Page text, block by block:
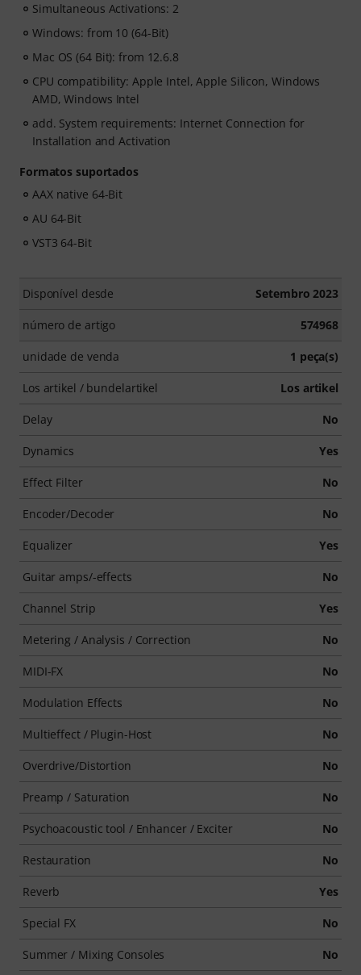
Simultaneous Activations: 2
Windows: from 10 (64-Bit)
Mac OS (64 Bit): from 12.6.8
CPU compatibility: Apple Intel, Apple Silicon, Windows
AMD, Windows Intel
add. System requirements: Internet Connection for
Installation and Activation
Formatos suportados
AAX native 64-Bit
AU 64-Bit
VST3 64-Bit
Disponível desde Setembro 2023
número de artigo 574968
unidade de venda 1 peça(s)
Los artikel / bundelartikel Los artikel
Delay No
Dynamics Yes
Effect Filter No
Encoder/Decoder No
Equalizer Yes
Guitar amps/-effects No
Channel Strip Yes
Metering / Analysis / Correction No
MIDI-FX No
Modulation Effects No
Multieffect / Plugin-Host No
Overdrive/Distortion No
Preamp / Saturation No
Psychoacoustic tool / Enhancer / Exciter No
Restauration No
Reverb Yes
Special FX No
Summer / Mixing Consoles No